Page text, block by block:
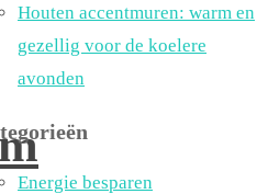
Houten accentmuren: warm en
gezellig voor de koelere
avonden
Energie besparen